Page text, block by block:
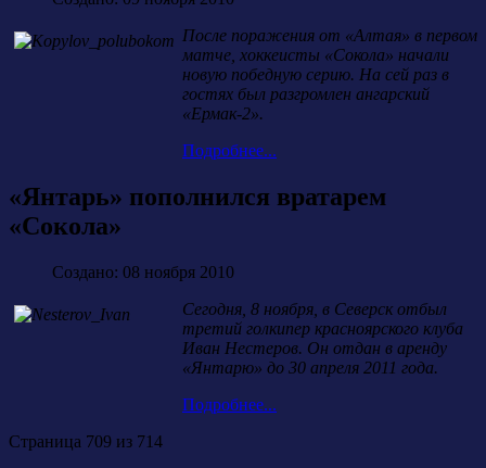
После поражения от «Алтая» в первом
матче, хоккеисты «Сокола» начали
новую победную серию. На сей раз в
гостях был разгромлен ангарский
«Ермак-2».
Подробнее...
«Янтарь» пополнился вратарем
«Сокола»
Создано: 08 ноября 2010
Сегодня, 8 ноября, в Северск отбыл
третий голкипер красноярского клуба
Иван Нестеров. Он отдан в аренду
«Янтарю» до 30 апреля 2011 года.
Подробнее...
Страница 709 из 714